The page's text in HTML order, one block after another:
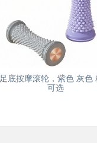
足底按摩滚轮，紫色 灰色
可选